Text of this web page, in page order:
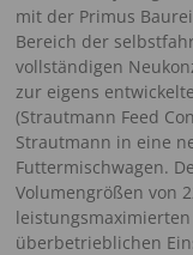
mit der Primus
Bereich der
vollständigen
zur eigens
(Strautmann Feed
Strautmann in eine
Futtermischwagen.
Volumengrößen von
überbetrieblichen